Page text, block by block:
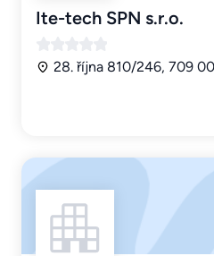
Ite-tech SPN s.r.o.
28. října 810/246, 709